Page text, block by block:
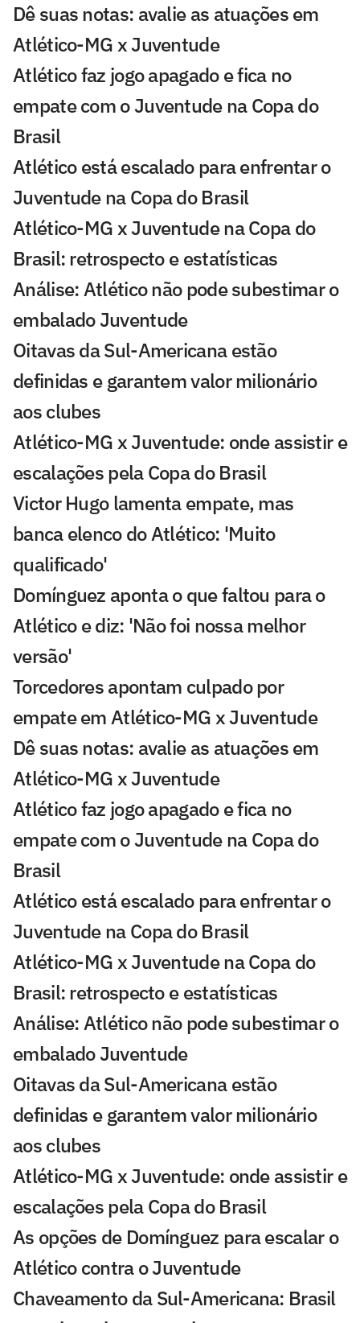
Dê suas notas: avalie as atuações em
Atlético-MG x Juventude
Atlético faz jogo apagado e fica no
empate com o Juventude na Copa do
Brasil
Atlético está escalado para enfrentar o
Juventude na Copa do Brasil
Atlético-MG x Juventude na Copa do
Brasil: retrospecto e estatísticas
Análise: Atlético não pode subestimar o
embalado Juventude
Oitavas da Sul-Americana estão
definidas e garantem valor milionário
aos clubes
Atlético-MG x Juventude: onde assistir e
escalações pela Copa do Brasil
Victor Hugo lamenta empate, mas
banca elenco do Atlético: 'Muito
qualificado'
Domínguez aponta o que faltou para o
Atlético e diz: 'Não foi nossa melhor
versão'
Torcedores apontam culpado por
empate em Atlético-MG x Juventude
Dê suas notas: avalie as atuações em
Atlético-MG x Juventude
Atlético faz jogo apagado e fica no
empate com o Juventude na Copa do
Brasil
Atlético está escalado para enfrentar o
Juventude na Copa do Brasil
Atlético-MG x Juventude na Copa do
Brasil: retrospecto e estatísticas
Análise: Atlético não pode subestimar o
embalado Juventude
Oitavas da Sul-Americana estão
definidas e garantem valor milionário
aos clubes
Atlético-MG x Juventude: onde assistir e
escalações pela Copa do Brasil
As opções de Domínguez para escalar o
Atlético contra o Juventude
Chaveamento da Sul-Americana: Brasil